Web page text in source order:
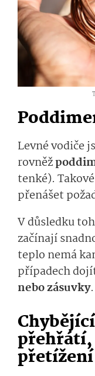
Levné vodiče
rovněž
tenké).
přenášet
V důsledku
začínají
teplo nemá
případech
nebo zásuvky.
přehřátí,
přetížení